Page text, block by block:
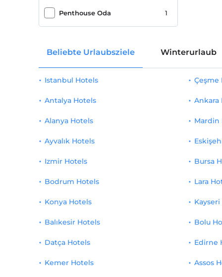
Solarium 1
Strandbar 1
Berglandschaft
Stadtzentrum
Tennisplatz
Semester Hotel
Romantik / Flitterwochen
Vitamin Riegel
Detox Bar
Kinderbad
Penthouse Oda 1
Beliebte Urlaubsziele Winterurlaub
Istanbul Hotels
Antalya Hotels
Alanya Hotels
Ayvalık Hotels
Izmir Hotels
Çeşme
Ankara
Mardin
Bursa
Bodrum Hotels
Konya Hotels
Balıkesir Hotels
Datça Hotels
Kemer Hotels
Lara
Bolu
Edirne
Assos